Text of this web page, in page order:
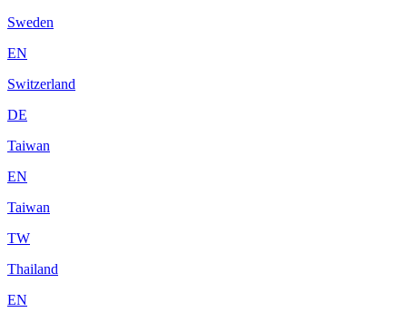
Sweden
EN
Switzerland
DE
Taiwan
EN
Taiwan
TW
Thailand
EN